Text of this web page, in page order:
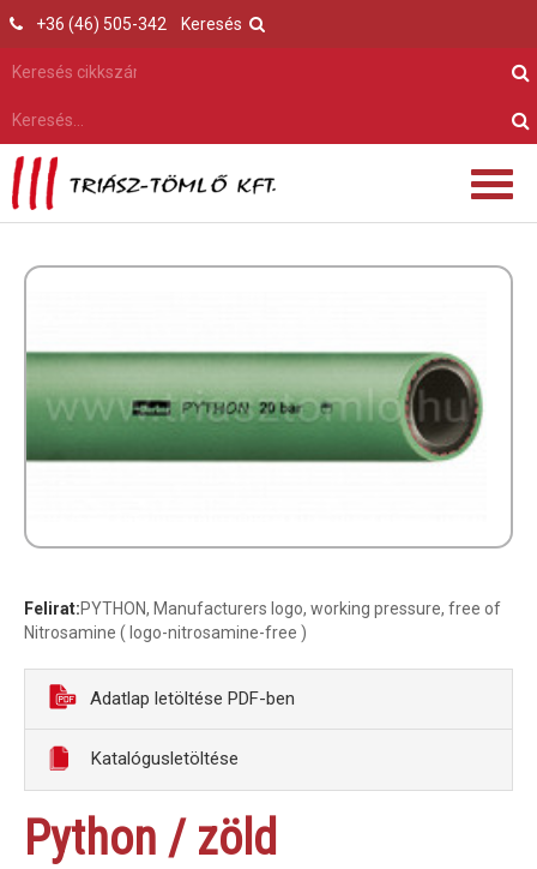
Keresés
+36 (46) 505-342
Felirat:PYTHON, Manufacturers logo, working pressure, free of
Nitrosamine ( logo-nitrosamine-free )
Adatlap letöltése PDF-ben
Katalógusletöltése
Python / zöld